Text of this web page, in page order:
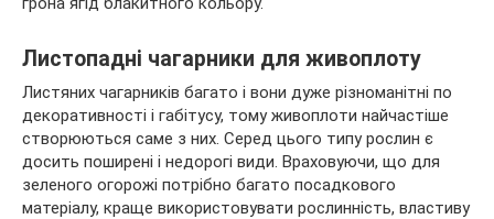
Листопадні чагарники для живоплоту
Листяних чагарників багато і вони дуже різноманітні по
декоративності і габітусу, тому живоплоти найчастіше
створюються саме з них. Серед цього типу рослин є
досить поширені і недорогі види. Враховуючи, що для
зеленого огорожі потрібно багато посадкового
матеріалу, краще використовувати рослинність, властиву